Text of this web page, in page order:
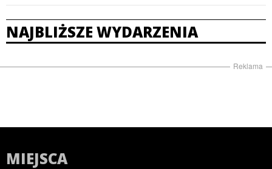
NAJBLIŻSZE WYDARZENIA
Reklama
MIEJSCA